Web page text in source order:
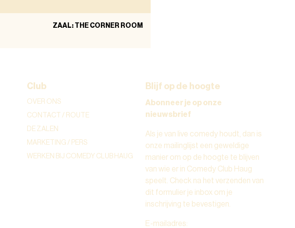
ZAAL: THE CORNER ROOM
Club
OVER ONS
CONTACT / ROUTE
DE ZALEN
MARKETING / PERS
WERKEN BIJ COMEDY CLUB HAUG
Blijf op de hoogte
Abonneer je op onze
nieuwsbrief
Als je van live comedy houdt, dan is
onze mailinglijst een geweldige
manier om op de hoogte te blijven
van wie er in Comedy Club Haug
speelt. Check na het verzenden van
dit formulier je inbox om je
inschrijving te bevestigen.
E-mailadres: